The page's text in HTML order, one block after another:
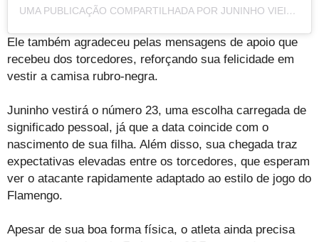
UMA PUBLICAÇÃO COMPARTILHADA POR JUNINHO VIEIRA💥 (@JUNINHOVIEIRA___21)
Ele também agradeceu pelas mensagens de apoio que
recebeu dos torcedores, reforçando sua felicidade em
vestir a camisa rubro-negra.
Juninho vestirá o número 23, uma escolha carregada de
significado pessoal, já que a data coincide com o
nascimento de sua filha. Além disso, sua chegada traz
expectativas elevadas entre os torcedores, que esperam
ver o atacante rapidamente adaptado ao estilo de jogo do
Flamengo.
Apesar de sua boa forma física, o atleta ainda precisa